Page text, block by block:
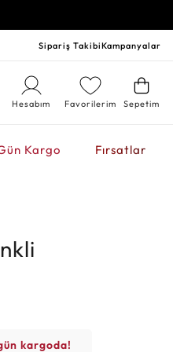
Sipariş TakibiKampanyalar
Sepetim
Favorilerim
Hesabım
Kargo Fırsatlar
kargoda!